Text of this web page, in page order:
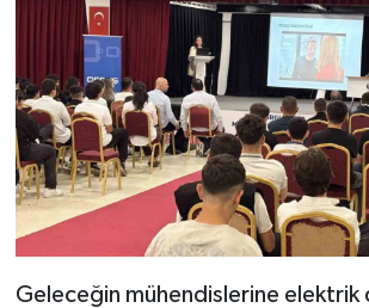
Geleceğin mühendislerine elektrik